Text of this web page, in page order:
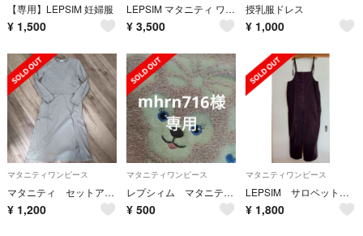
【専用】LEPSIM 妊婦服
¥ 1,500
LEPSIM マタニティ ワンピース 春夏用
¥ 3,500
授乳服ドレス
¥ 1,000
マタニティワンピース
マタニティ セットアップ ワンピース 春夏秋
¥ 1,200
マタニティワンピース
レプシィム マタニティ キャミワンピース
¥ 500
マタニティワンピース
LEPSIM サロペット 【産前・産後対応】
¥ 1,800